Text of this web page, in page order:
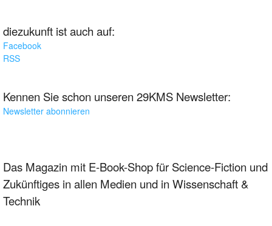
diezukunft ist auch auf:
Facebook
RSS
Kennen Sie schon unseren 29KMS Newsletter:
Newsletter abonnieren
Das Magazin mit E-Book-Shop für Science-Fiction und
Zukünftiges in allen Medien und in Wissenschaft &
Technik